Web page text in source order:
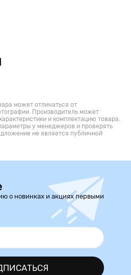
может отличаться от
Производитель может
и комплектацию товара.
у менеджеров и проверять
не является публичной
о новинках и акциях первыми